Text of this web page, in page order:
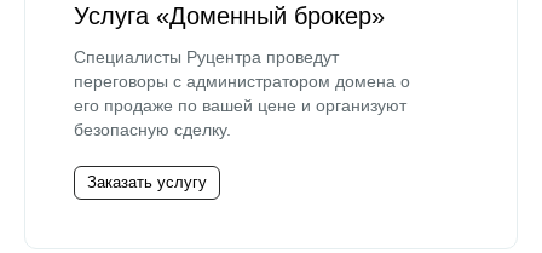
Услуга «Доменный брокер»
Специалисты Руцентра проведут
переговоры с администратором домена о
его продаже по вашей цене и организуют
безопасную сделку.
Заказать услугу